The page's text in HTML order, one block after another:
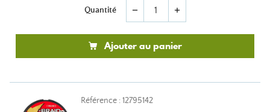
Quantité remove add
Ajouter au panier
Référence : 12795142